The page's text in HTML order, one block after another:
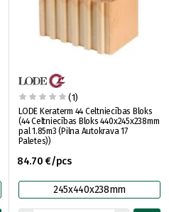
(1)
LODE Keraterm 44 Celtniecības Bloks
(44 Celtniecības Bloks 440x245x238mm
pal 1.85m3 (Pilna Autokrava 17
Paletes))
84.70 €/pcs
245x440x238mm